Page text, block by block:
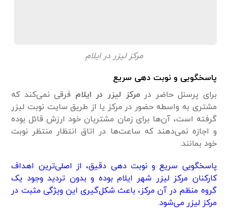
مرکز لیزر در ایلام
پاسخگویی و نوبت دهی سریع
برای پرسنل حاضر درمرکز لیزر در ایلام فرقی نمی‌کند که
مشتری به واسطه حضور در مرکز یا از طریق سایت نوبت لیزر
گرفته است، آن‌ها برای زمان مشتریان خود ارزش قائل بوده
و اجازه نمی‌دهند که ساعت‌ها در اتاق انتظار منتظر نوبت
خود بمانند.
پاسخگویی سریع و نوبت دهی دقیق، از اصلی‌ترین اهداف
کارکنان مرکز لیزر شهر ایلام بوده و بدون تردید وجود یک
گروه منظم در آن مرکز، باعث شکل‌گیری این ویژگی مثبت در
مرکز لیزر می‌شود.